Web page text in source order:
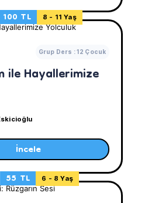
100 TL 8 - 11 Yaş
Grup Ders : 12 Çocuk
ile Hayallerimize
İncele
55 TL 6 - 8 Yaş